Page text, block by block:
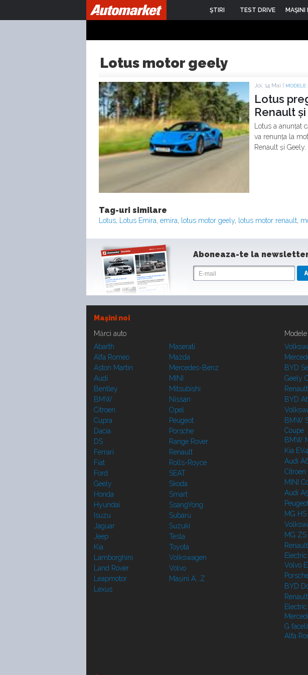
ŞTIRI TEST DRIVE MAŞINI
Lotus motor geely
Joi, 14 Mai | MODELE
Lotus
Renault
Lotus a
va renunța la
Renault și Geely.
Tag-uri similare
Lotus, Lotus Emira, emira, lotus motor geely, lotus motor renault,
Aboneaza-te la
Maşini noi
Mărci auto
Abarth
Alfa Romeo
Aston Martin
Audi
Bentley
BMW
Citroen
Cupra
Dacia
DS
Ferrari
Fiat
Ford
Geely
Honda
Hyundai
Isuzu
Jaguar
Jeep
Kia
Lamborghini
Land Rover
Leapmotor
Lexus
Maserati
Mazda
Mercedes-Benz
MINI
Mitsubishi
Nissan
Opel
Peugeot
Porsche
Range Rover
Renault
Rolls-Royce
SEAT
Skoda
Smart
SsangYong
Subaru
Suzuki
Tesla
Toyota
Volkswagen
Volvo
Mașini A...Z
BYD
Geely
BYD
BMW
Coupe
BMW
Kia EV4
Audi
MINI
Audi A5
MG HS
MG ZS
Electric
Volvo
BYD
Electric
G
Alfa